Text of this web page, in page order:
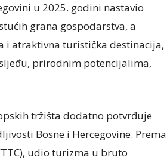
u 2025. godini nastavio
grana gospodarstva, a
i atraktivna turistička destinacija,
prirodnim potencijalima,
tržišta dodatno potvrđuje
Bosne i Hercegovine. Prema
udio turizma u bruto